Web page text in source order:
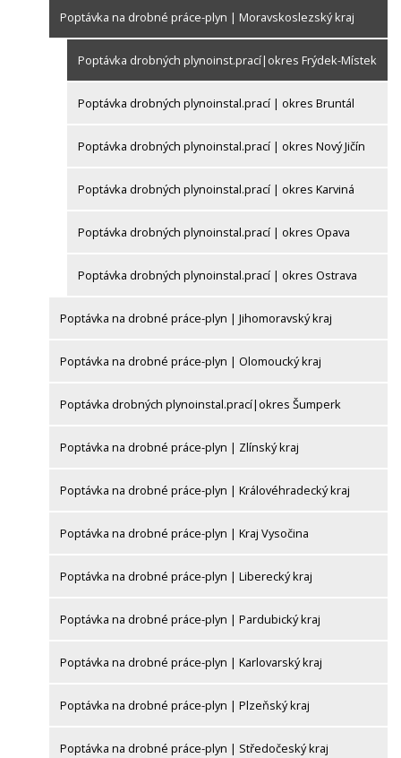
Poptávka na drobné práce-plyn | Moravskoslezský kraj
Poptávka drobných plynoinst.prací|okres Frýdek-Místek
Poptávka drobných plynoinstal.prací | okres Bruntál
Poptávka drobných plynoinstal.prací | okres Nový Jičín
Poptávka drobných plynoinstal.prací | okres Karviná
Poptávka drobných plynoinstal.prací | okres Opava
Poptávka drobných plynoinstal.prací | okres Ostrava
Poptávka na drobné práce-plyn | Jihomoravský kraj
Poptávka na drobné práce-plyn | Olomoucký kraj
Poptávka drobných plynoinstal.prací|okres Šumperk
Poptávka na drobné práce-plyn | Zlínský kraj
Poptávka na drobné práce-plyn | Královéhradecký kraj
Poptávka na drobné práce-plyn | Kraj Vysočina
Poptávka na drobné práce-plyn | Liberecký kraj
Poptávka na drobné práce-plyn | Pardubický kraj
Poptávka na drobné práce-plyn | Karlovarský kraj
Poptávka na drobné práce-plyn | Plzeňský kraj
Poptávka na drobné práce-plyn | Středočeský kraj